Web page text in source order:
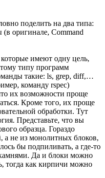
поделить на два типа:
оригинале, Command
имеют одну цель,
типу программ
такие: ls, grep, diff,…
команду rspec)
их возможности проще
Кроме того, их проще
обработки. Тут
Представьте, что вы
образца. Гораздо
а не из монолитных блоков,
бы подпиливать, а где-то
Да и блоки можно
тогда как кирпичи можно